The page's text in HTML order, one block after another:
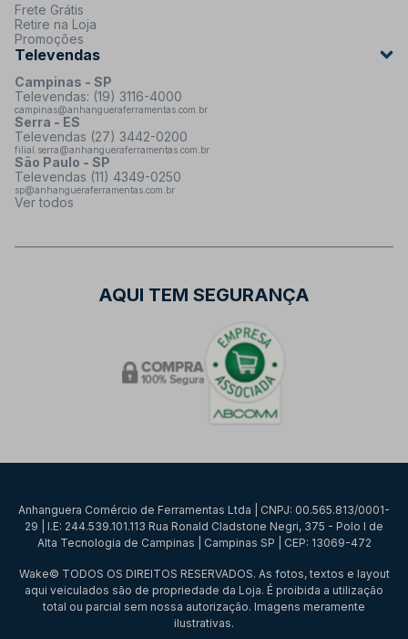
Frete Grátis
Retire na Loja
Promoções
Televendas
Campinas - SP
Televendas: (19) 3116-4000
campinas@anhangueraferramentas.com.br
Serra - ES
Televendas (27) 3442-0200
filial.serra@anhangueraferramentas.com.br
São Paulo - SP
Televendas (11) 4349-0250
sp@anhangueraferramentas.com.br
Ver todos
AQUI TEM SEGURANÇA
Anhanguera Comércio de Ferramentas Ltda | CNPJ: 00.565.813/0001-
29 | I.E: 244.539.101.113 Rua Ronald Cladstone Negri, 375 - Polo I de
Alta Tecnologia de Campinas | Campinas SP | CEP: 13069-472
Wake© TODOS OS DIREITOS RESERVADOS. As fotos, textos e layout
aqui veiculados são de propriedade da Loja. É proibida a utilização
total ou parcial sem nossa autorização. Imagens meramente
ilustrativas.